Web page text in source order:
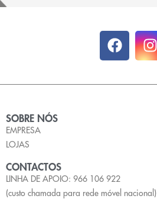
SOBRE NÓS
EMPRESA
LOJAS
CONTACTOS
LINHA DE APOIO: 966 106 922
(custo chamada para rede móvel nacional)